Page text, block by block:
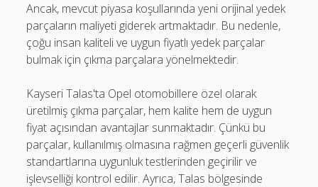
Ancak, mevcut piyasa koşullarında yeni orijinal yedek
parçaların maliyeti giderek artmaktadır. Bu nedenle,
çoğu insan kaliteli ve uygun fiyatlı yedek parçalar
bulmak için çıkma parçalara yönelmektedir.
Kayseri Talas'ta Opel otomobillere özel olarak
üretilmiş çıkma parçalar, hem kalite hem de uygun
fiyat açısından avantajlar sunmaktadır. Çünkü bu
parçalar, kullanılmış olmasına rağmen geçerli güvenlik
standartlarına uygunluk testlerinden geçirilir ve
işlevselliği kontrol edilir. Ayrıca, Talas bölgesinde